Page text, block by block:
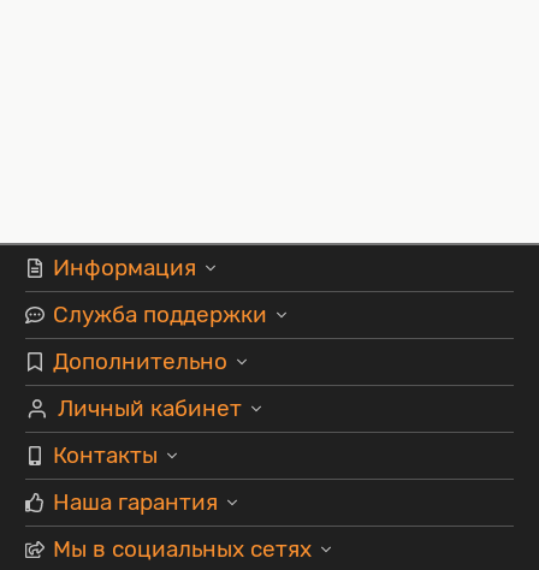
Информация
Служба поддержки
Дополнительно
Личный кабинет
Контакты
Наша гарантия
Мы в социальных сетях